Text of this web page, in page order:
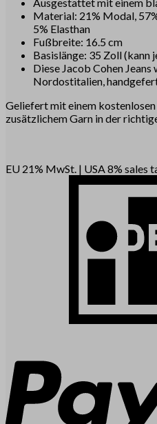
Material: 21% Modal,
5% Elasthan
Fußbreite: 16.5 cm
Basislänge: 35 Zoll (kann
Diese Jacob Cohen Jeans
Nordostitalien,
Geliefert mit einem kostenlosen
zusätzlichem Garn in der
EU 21% MwSt. | USA 8% sales